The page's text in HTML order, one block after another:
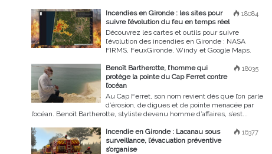
18084
Incendies en Gironde : les sites pour
suivre l’évolution du feu en temps réel
Découvrez les cartes et outils pour suivre
l’évolution des incendies en Gironde : NASA
FIRMS, FeuxGironde, Windy et Google Maps.
18035
Benoît Bartherotte, l’homme qui
protège la pointe du Cap Ferret contre
l’océan
Au Cap Ferret, son nom revient dès que l’on parle
d’érosion, de digues et de pointe menacée par
l’océan. Benoît Bartherotte, styliste devenu homme d’affaires, s’est...
16377
Incendie en Gironde : Lacanau sous
surveillance, l’évacuation préventive
s’organise